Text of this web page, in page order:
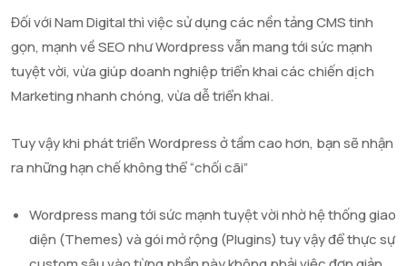
Đối với Nam Digital thì việc sử dụng các nền tảng CMS tinh
gọn, mạnh về SEO như Wordpress vẫn mang tới sức mạnh
tuyệt vời, vừa giúp doanh nghiệp triển khai các chiến dịch
Marketing nhanh chóng, vừa dễ triển khai.
Tuy vậy khi phát triển Wordpress ở tầm cao hơn, bạn sẽ nhận
ra những hạn chế không thể “chối cãi”
Wordpress mang tới sức mạnh tuyệt vời nhờ hệ thống giao
diện (Themes) và gói mở rộng (Plugins) tuy vậy để thực sự